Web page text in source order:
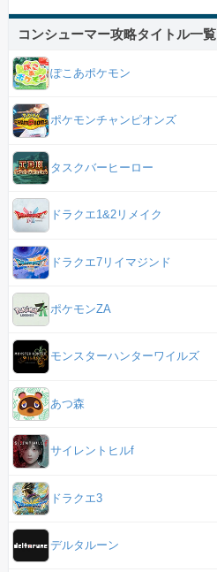
コンシューマー攻略タイトル一覧
ぽこあポケモン
ポケモンチャンピオンズ
タスクバーヒーロー
ドラクエ1&2リメイク
ドラクエ7リイマジンド
ポケモンZA
モンスターハンターワイルズ
あつ森
サイレントヒルf
ドラクエ3
デルタルーン